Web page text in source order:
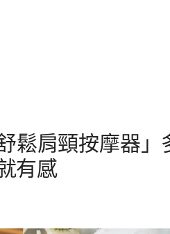
鬆肩頸按摩器」
有感